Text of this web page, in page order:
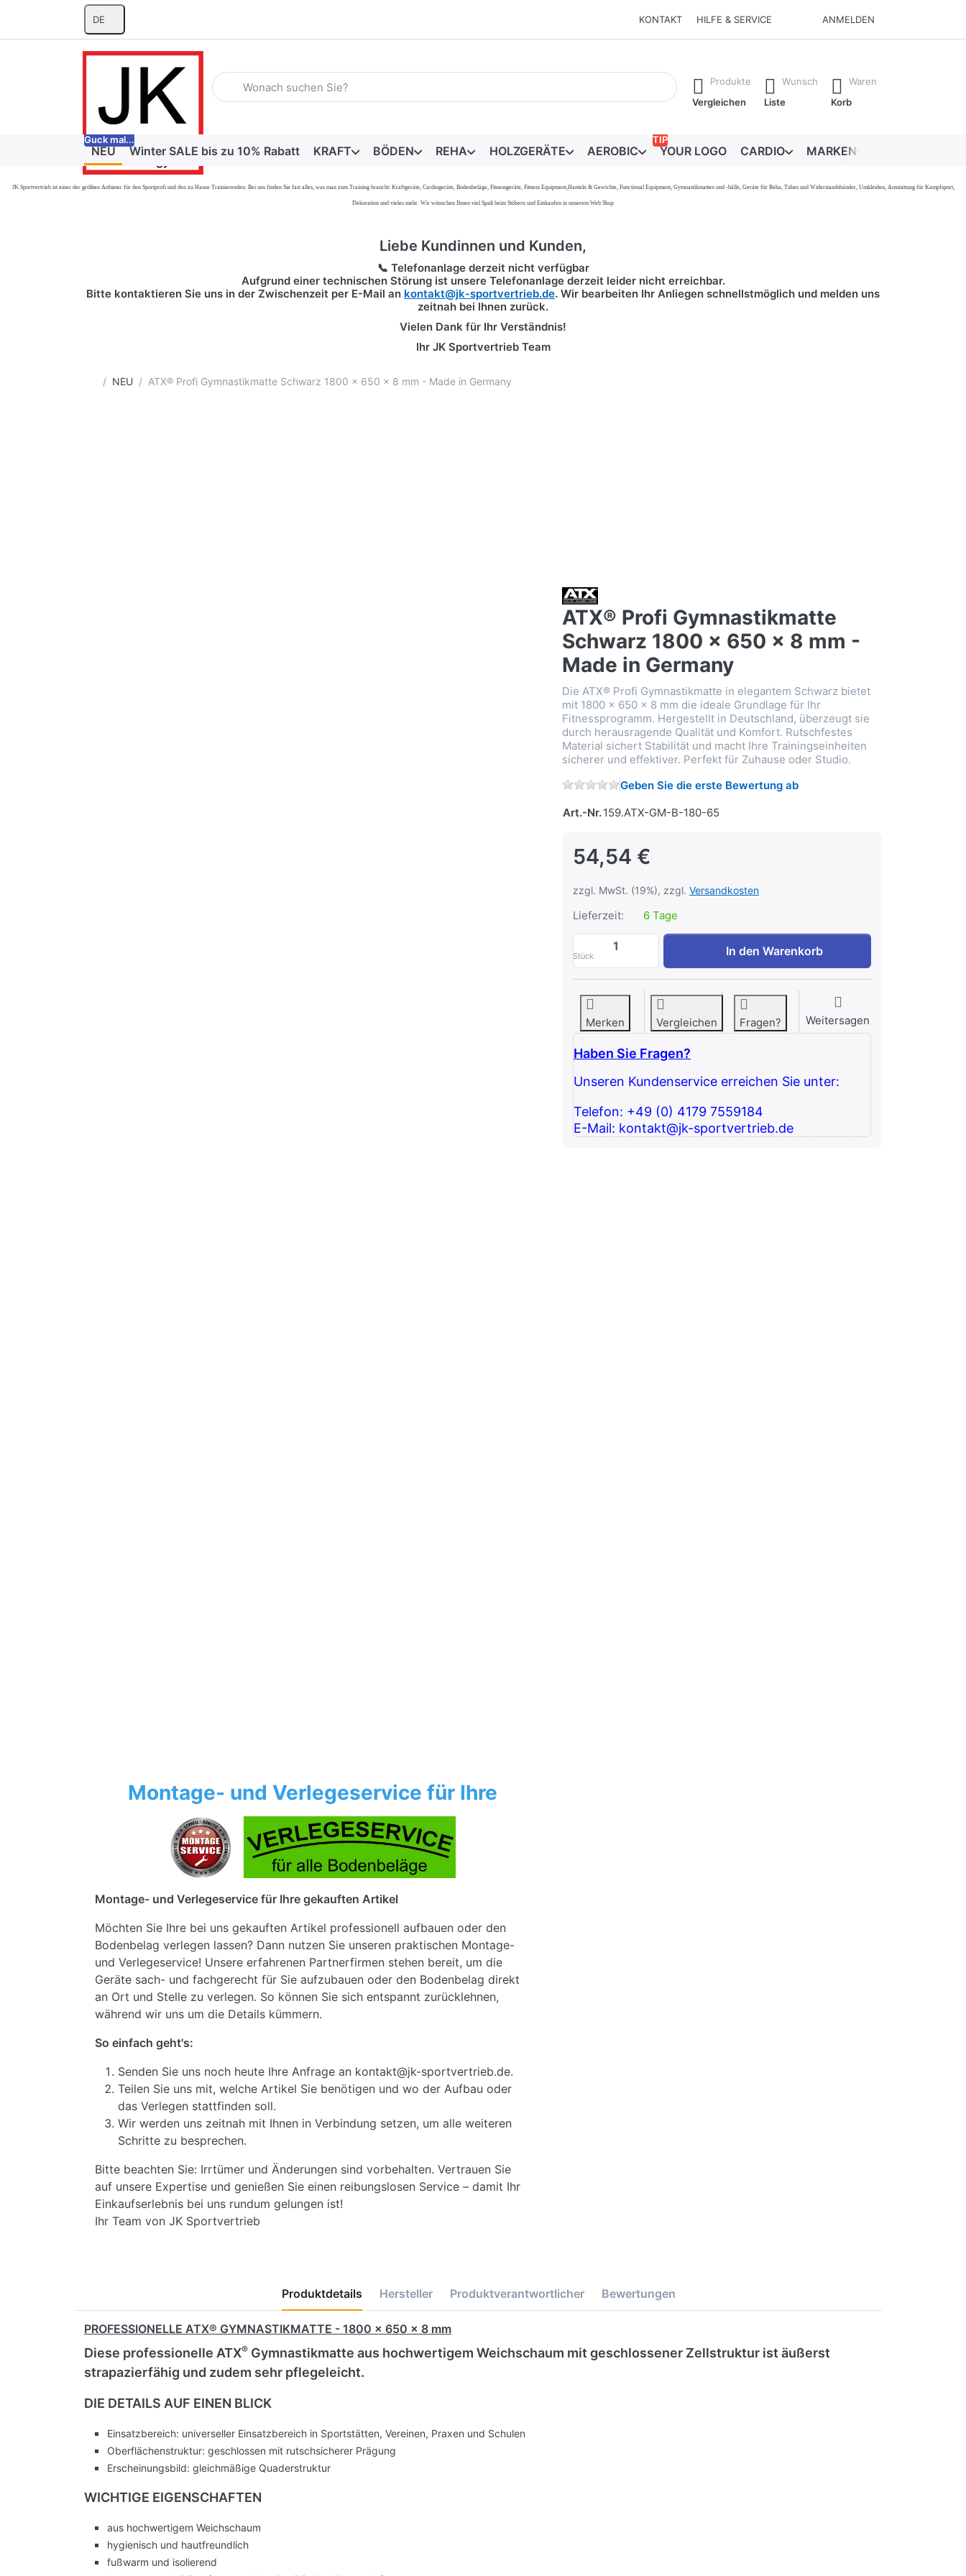
DE KONTAKT HILFE & SERVICE ANMELDEN
Geben Sie einen Suchbegriff ein. Während Sie tippen, erscheinen automatisch erste Ergebnisse. Drücken Sie die Eingabetaste, um alle Ergebnisse
Produkte
Vergleichen
Wunsch
Liste
Waren
Korb
NEU
Guck mal...
Winter SALE bis zu 10% Rabatt KRAFT BÖDEN REHA HOLZGERÄTE AEROBIC YOUR LOGO
TIP
CARDIO MARKEN
JK Sportvertrieb ist einer der größten Anbieter für den Sportprofi und den zu Hause Trainierenden. Bei uns finden Sie fast alles, was man zum Training braucht: Kraftgeräte, Cardiogeräte, Bodenbeläge, Fitnessgeräte, Fitness Equipment,Hanteln & Gewichte, Functional Equipment, Gymnastikmatten und -bälle, Geräte für Reha, Tubes und Widerstandsbänder, Umkleiden, Ausstattung für Kampfsport,
Dekoration und vieles mehr. Wir wünschen Ihnen viel Spaß beim Stöbern und Einkaufen in unserem Web Shop
Liebe Kundinnen und Kunden,
📞 Telefonanlage derzeit nicht verfügbar
Aufgrund einer technischen Störung ist unsere Telefonanlage derzeit leider nicht erreichbar.
Bitte kontaktieren Sie uns in der Zwischenzeit per E-Mail an kontakt@jk-sportvertrieb.de. Wir bearbeiten Ihr Anliegen schnellstmöglich und melden uns
zeitnah bei Ihnen zurück.
Vielen Dank für Ihr Verständnis!
Ihr JK Sportvertrieb Team
Startseite
NEU ATX® Profi Gymnastikmatte Schwarz 1800 x 650 x 8 mm - Made in Germany
Montage- und Verlegeservice für Ihre
Montage- und Verlegeservice für Ihre gekauften Artikel
Möchten Sie Ihre bei uns gekauften Artikel professionell aufbauen oder den
Bodenbelag verlegen lassen? Dann nutzen Sie unseren praktischen Montage-
und Verlegeservice! Unsere erfahrenen Partnerfirmen stehen bereit, um die
Geräte sach- und fachgerecht für Sie aufzubauen oder den Bodenbelag direkt
an Ort und Stelle zu verlegen. So können Sie sich entspannt zurücklehnen,
während wir uns um die Details kümmern.
So einfach geht's:
Senden Sie uns noch heute Ihre Anfrage an kontakt@jk-sportvertrieb.de.
Teilen Sie uns mit, welche Artikel Sie benötigen und wo der Aufbau oder
das Verlegen stattfinden soll.
Wir werden uns zeitnah mit Ihnen in Verbindung setzen, um alle weiteren
Schritte zu besprechen.
Bitte beachten Sie: Irrtümer und Änderungen sind vorbehalten. Vertrauen Sie
auf unsere Expertise und genießen Sie einen reibungslosen Service – damit Ihr
Einkaufserlebnis bei uns rundum gelungen ist!
Ihr Team von JK Sportvertrieb
ATX® Profi Gymnastikmatte
Schwarz 1800 x 650 x 8 mm -
Made in Germany
Die ATX® Profi Gymnastikmatte in elegantem Schwarz bietet
mit 1800 x 650 x 8 mm die ideale Grundlage für Ihr
Fitnessprogramm. Hergestellt in Deutschland, überzeugt sie
durch herausragende Qualität und Komfort. Rutschfestes
Material sichert Stabilität und macht Ihre Trainingseinheiten
sicherer und effektiver. Perfekt für Zuhause oder Studio.
Geben Sie die erste Bewertung ab
Art.-Nr.159.ATX-GM-B-180-65
54,54 €
zzgl. MwSt. (19%), zzgl. Versandkosten
Lieferzeit: 6 Tage
Stück
ATX® Profi Gymnastikmatte Schwarz 1800 x 650 x 8 mm -
In den Warenkorb
Merken Vergleichen Fragen? Weitersagen
Haben Sie Fragen?
Unseren Kundenservice erreichen Sie unter:
Telefon: +49 (0) 4179 7559184
E-Mail: kontakt@jk-sportvertrieb.de
Produktdetails Hersteller Produktverantwortlicher Bewertungen
PROFESSIONELLE ATX® GYMNASTIKMATTE - 1800 x 650 x 8 mm
Diese professionelle ATX® Gymnastikmatte aus hochwertigem Weichschaum mit geschlossener Zellstruktur ist äußerst
strapazierfähig und zudem sehr pflegeleicht.
DIE DETAILS AUF EINEN BLICK
Einsatzbereich: universeller Einsatzbereich in Sportstätten, Vereinen, Praxen und Schulen
Oberflächenstruktur: geschlossen mit rutschsicherer Prägung
Erscheinungsbild: gleichmäßige Quaderstruktur
WICHTIGE EIGENSCHAFTEN
aus hochwertigem Weichschaum
hygienisch und hautfreundlich
fußwarm und isolierend